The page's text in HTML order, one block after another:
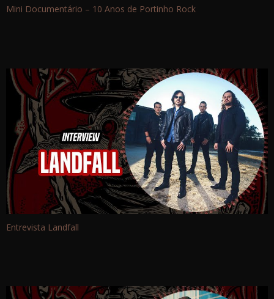
Mini Documentário – 10 Anos de Portinho Rock
Entrevista Landfall